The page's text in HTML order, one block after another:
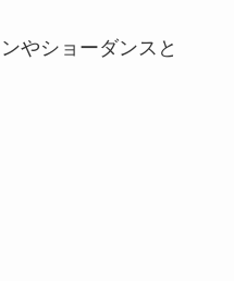
やショーダンスと